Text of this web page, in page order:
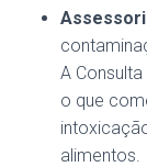
A
o que
alimentos.